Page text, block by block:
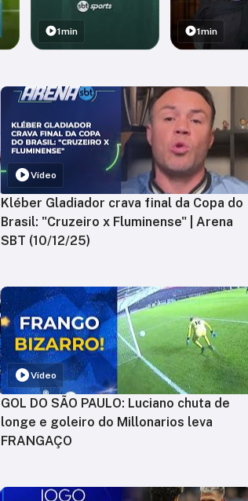
1min 1min
Vídeo
Kléber Gladiador crava final da Copa do
Brasil: "Cruzeiro x Fluminense" | Arena
SBT (10/12/25)
Vídeo
GOL DO SÃO PAULO: Luciano chuta de
longe e goleiro do Millonarios leva
FRANGAÇO